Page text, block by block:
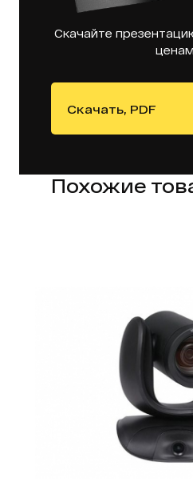
Скачайте
Скачать, PDF
Похожие